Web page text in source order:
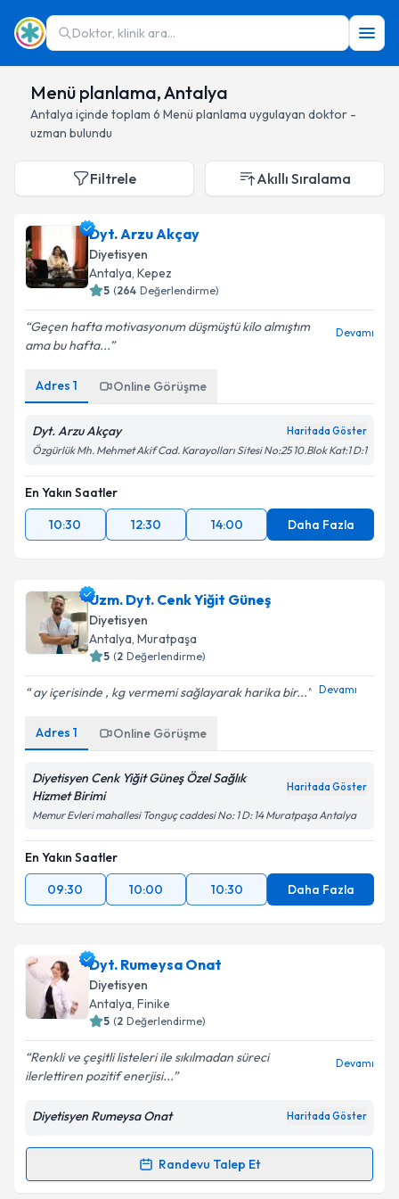
Doktor, klinik ara...
Menü planlama, Antalya
Antalya içinde toplam 6 Menü planlama uygulayan doktor -
uzman bulundu
Filtrele Akıllı Sıralama
Dyt. Arzu Akçay
Diyetisyen
Antalya, Kepez
5 (264 Değerlendirme)
Geçen hafta motivasyonum düşmüştü kilo almıştım
ama bu hafta...
Devamı
Adres 1 Online Görüşme
Dyt. Arzu Akçay Haritada Göster
Özgürlük Mh. Mehmet Akif Cad. Karayolları Sitesi No:25 10.Blok Kat:1 D:1
En Yakın Saatler
10:30
12:30 14:00 Daha Fazla
Uzm. Dyt. Cenk Yiğit Güneş
Diyetisyen
Antalya, Muratpaşa
5 (2 Değerlendirme)
ay içerisinde , kg vermemi sağlayarak harika bir... Devamı
Adres 1 Online Görüşme
Diyetisyen Cenk Yiğit Güneş Özel Sağlık
Hizmet Birimi
Haritada Göster
Memur Evleri mahallesi Tonguç caddesi No: 1 D: 14 Muratpaşa Antalya
En Yakın Saatler
09:30
10:00 10:30 Daha Fazla
Dyt. Rumeysa Onat
Diyetisyen
Antalya, Finike
5 (2 Değerlendirme)
Renkli ve çeşitli listeleri ile sıkılmadan süreci
ilerlettiren pozitif enerjisi...
Devamı
Diyetisyen Rumeysa Onat Haritada Göster
Randevu Talep Et
Randevu Takvimi Talebi